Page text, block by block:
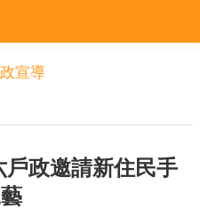
宣導
政邀請新住民手